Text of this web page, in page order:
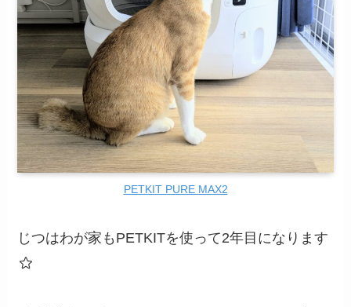
PETKIT PURE MAX2
じつはわが家もPETKITを使って2年目になります